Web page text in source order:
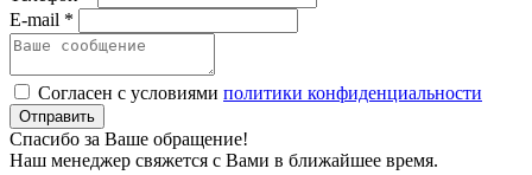
E-mail *
Согласен с условиями политики конфиденциальности
Отправить
Спасибо за Ваше обращение!
Наш менеджер свяжется с Вами в ближайшее время.